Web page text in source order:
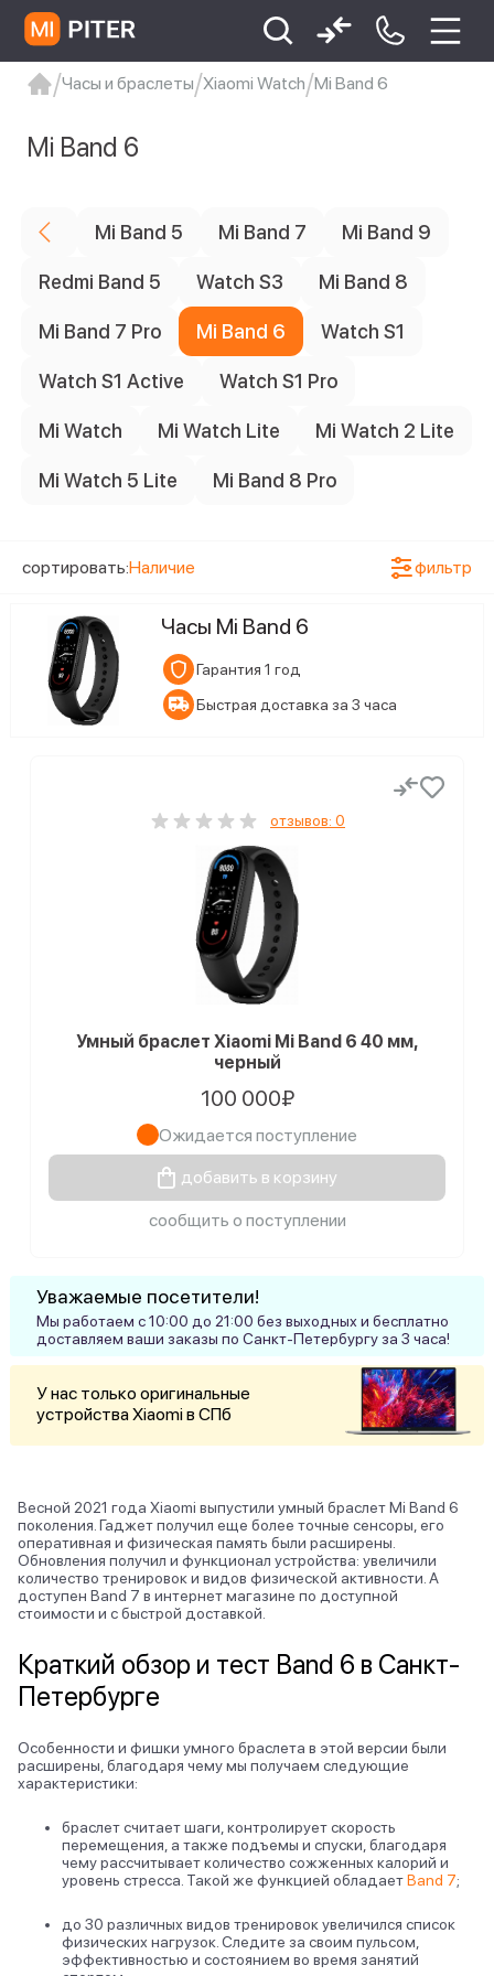
Xiaomi 9 про
Часы и браслеты Xiaomi Watch Mi Band 6
Mi Band 6
Mi Band 5 Mi Band 7 Mi Band 9
Redmi Band 5 Watch S3 Mi Band 8
Mi Band 7 Pro Mi Band 6 Watch S1
Watch S1 Active Watch S1 Pro
Mi Watch Mi Watch Lite Mi Watch 2 Lite
Mi Watch 5 Lite Mi Band 8 Pro
сортировать:Наличие фильтр
Статус наличия
Часы Mi Band 6
Гарантия 1 год
Быстрая доставка за 3 часа
отзывов: 0
Умный браслет Xiaomi Mi Band 6 40 мм,
черный
100 000₽
Ожидается поступление
добавить в корзину
сообщить о поступлении
Уважаемые посетители!
Мы работаем с 10:00 до 21:00 без выходных и бесплатно
доставляем ваши заказы по Санкт-Петербургу за 3 часа!
У нас только оригинальные
устройства Xiaomi в СПб
Весной 2021 года Xiaomi выпустили умный браслет Mi Band 6
поколения. Гаджет получил еще более точные сенсоры, его
оперативная и физическая память были расширены.
Обновления получил и функционал устройства: увеличили
количество тренировок и видов физической активности. А
доступен Band 7 в интернет магазине по доступной
стоимости и с быстрой доставкой.
Краткий обзор и тест Band 6 в Санкт-
Петербурге
Особенности и фишки умного браслета в этой версии были
расширены, благодаря чему мы получаем следующие
характеристики:
браслет считает шаги, контролирует скорость
перемещения, а также подъемы и спуски, благодаря
чему рассчитывает количество сожженных калорий и
уровень стресса. Такой же функцией обладаетBand 7;
до 30 различных видов тренировок увеличился список
физических нагрузок. Следите за своим пульсом,
эффективностью и состоянием во время занятий